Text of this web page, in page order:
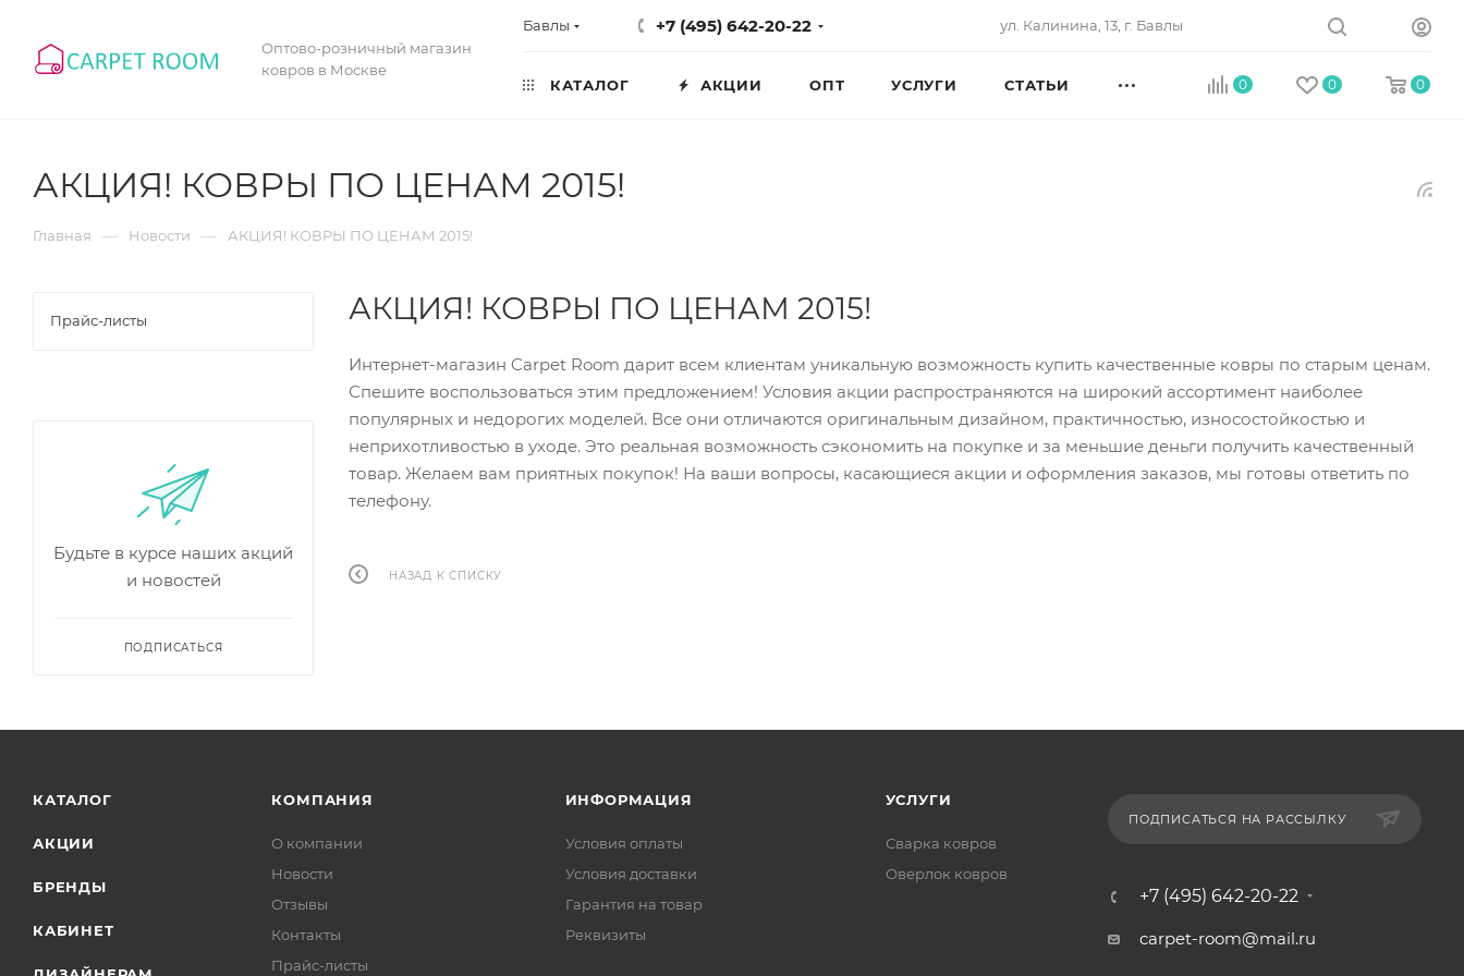
Оптово-розничный магазин
ковров в Москве
Бавлы +7 (495) 642-20-22 ул. Калинина, 13, г. Бавлы
0 0 0
КАТАЛОГ АКЦИИ ОПТ УСЛУГИ СТАТЬИ
АКЦИЯ! КОВРЫ ПО ЦЕНАМ 2015!
Главная — Новости — АКЦИЯ! КОВРЫ ПО ЦЕНАМ 2015!
АКЦИЯ! КОВРЫ ПО ЦЕНАМ 2015!
Интернет-магазин Carpet Room дарит всем клиентам уникальную возможность купить качественные ковры по старым ценам.
Спешите воспользоваться этим предложением! Условия акции распространяются на широкий ассортимент наиболее
популярных и недорогих моделей. Все они отличаются оригинальным дизайном, практичностью, износостойкостью и
неприхотливостью в уходе. Это реальная возможность сэкономить на покупке и за меньшие деньги получить качественный
товар. Желаем вам приятных покупок! На ваши вопросы, касающиеся акции и оформления заказов, мы готовы ответить по
телефону.
НАЗАД К СПИСКУ
Прайс-листы
Будьте в курсе наших акций
и новостей
ПОДПИСАТЬСЯ
КАТАЛОГ
АКЦИИ
БРЕНДЫ
КАБИНЕТ
КОМПАНИЯ
О компании
Новости
Отзывы
Контакты
Прайс-листы
ИНФОРМАЦИЯ
Условия оплаты
Условия доставки
Гарантия на товар
Реквизиты
УСЛУГИ
Сварка ковров
Оверлок ковров
ПОДПИСАТЬСЯ НА РАССЫЛКУ
+7 (495) 642-20-22
carpet-room@mail.ru